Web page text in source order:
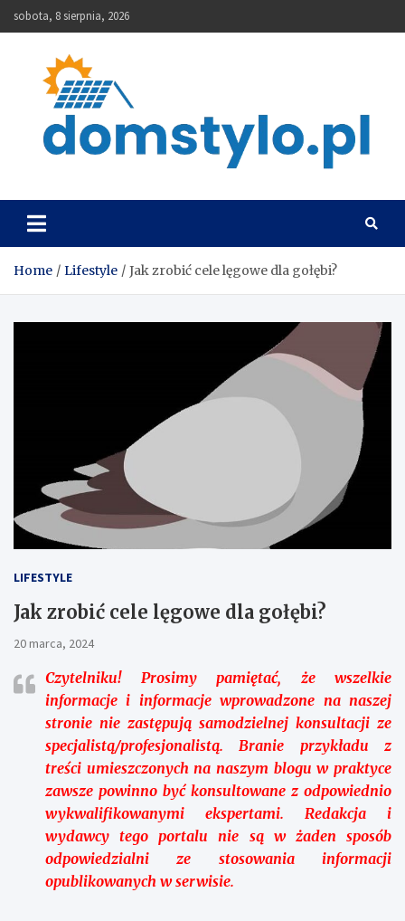
Skip
to
sobota, 8 sierpnia, 2026
DomStylo
Home Lifestyle Jak zrobić cele lęgowe dla gołębi?
LIFESTYLE
Jak zrobić cele lęgowe dla gołębi?
20 marca, 2024
Czytelniku!Prosimy pamiętać, że wszelkie
informacje i informacje wprowadzone na naszej
stronie nie zastępują samodzielnej konsultacji ze
specjalistą/profesjonalistą. Branie przykładu z
treści umieszczonych na naszym blogu w praktyce
zawsze powinno być konsultowane z odpowiednio
wykwalifikowanymi ekspertami. Redakcja i
wydawcy tego portalu nie są w żaden sposób
odpowiedzialni ze stosowania informacji
opublikowanych w serwisie.